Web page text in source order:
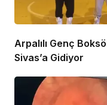
Arpalılı Genç
Sivas’a Gidiyor